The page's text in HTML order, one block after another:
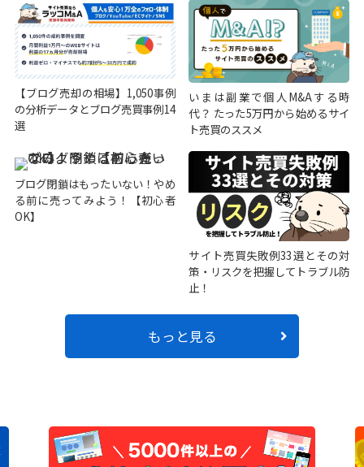
【ブログ売却の相場】1,050事例
の分析データとブログ売買事例14
選
いまは副業で個人M&Aする時
代？ たった5万円から始めるサイ
ト売買のススメ
ブログ閉鎖はもったいない！やめ
る前に売ってみよう！【初心者
OK】
サイト売買失敗例33選とその対
策・リスクを把握してトラブル防
止！
もっと見る